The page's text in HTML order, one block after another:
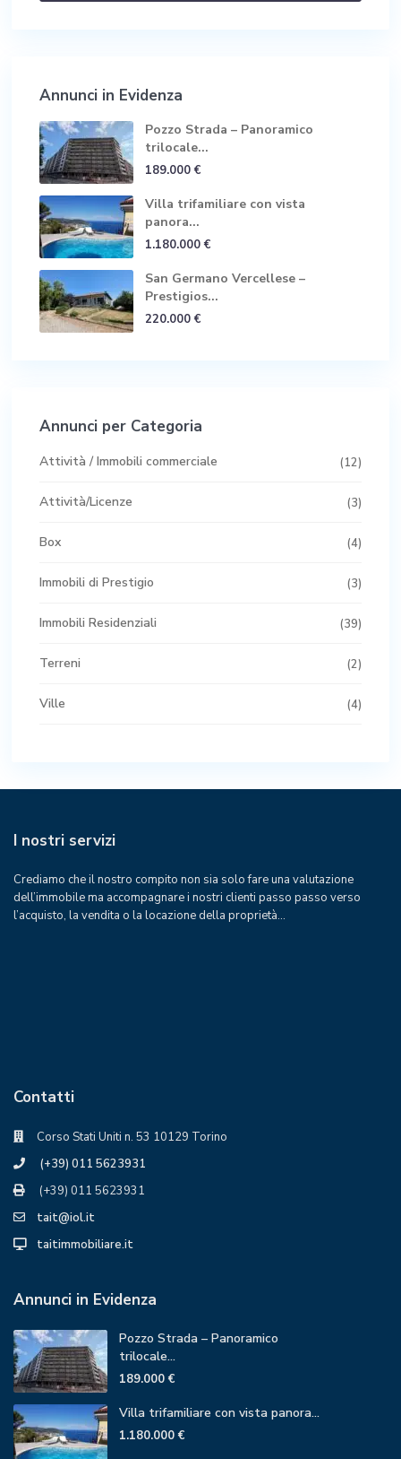
Annunci in Evidenza
Pozzo Strada – Panoramico
trilocale...
189.000 €
Villa trifamiliare con vista
panora...
1.180.000 €
San Germano Vercellese –
Prestigios...
220.000 €
Annunci per Categoria
Attività / Immobili commerciale (12)
Attività/Licenze (3)
Box (4)
Immobili di Prestigio (3)
Immobili Residenziali (39)
Terreni (2)
Ville (4)
I nostri servizi
Crediamo che il nostro compito non sia solo fare una valutazione
dell’immobile ma accompagnare i nostri clienti passo passo verso
l’acquisto, la vendita o la locazione della proprietà…
Contatti
Corso Stati Uniti n. 53 10129 Torino
(+39) 011 5623931
(+39) 011 5623931
tait@iol.it
taitimmobiliare.it
Annunci in Evidenza
Pozzo Strada – Panoramico
trilocale...
189.000 €
Villa trifamiliare con vista panora...
1.180.000 €